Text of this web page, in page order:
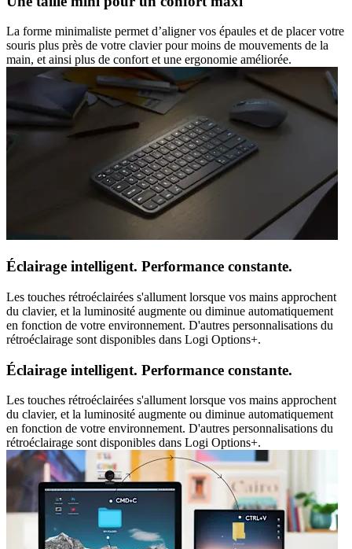
La forme minimaliste permet d’aligner vos épaules et de placer votre
souris plus près de votre clavier pour moins de mouvements de la
main, et ainsi plus de confort et une ergonomie améliorée.
Éclairage intelligent. Performance constante.
Les touches rétroéclairées s'allument lorsque vos mains approchent
du clavier, et la luminosité augmente ou diminue automatiquement
en fonction de votre environnement. D'autres personnalisations du
rétroéclairage sont disponibles dans Logi Options+.
Éclairage intelligent. Performance constante.
Les touches rétroéclairées s'allument lorsque vos mains approchent
du clavier, et la luminosité augmente ou diminue automatiquement
en fonction de votre environnement. D'autres personnalisations du
rétroéclairage sont disponibles dans Logi Options+.